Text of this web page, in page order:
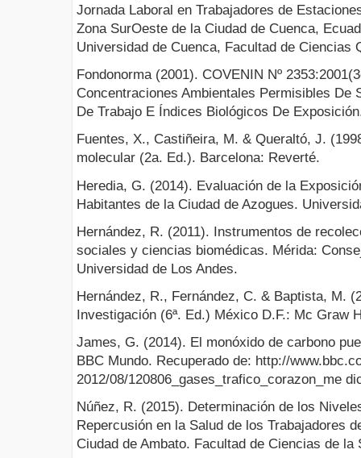
Jornada Laboral en Trabajadores de
Zona Sur­Oeste de la Ciudad de Cuenca,
Universidad de Cuenca, Facultad de Ciencias
Fondonorma (2001). COVENIN Nº
Concentraciones Ambientales Permisibles De
De Trabajo E Índices Biológicos De
Fuentes, X., Castiñeira, M. & Queraltó, J.
molecular (2a. Ed.). Barcelona: Reverté.
Heredia, G. (2014). Evaluación de la
Habitantes de la Ciudad de Azogues.
Hernández, R. (2011). Instrumentos de
sociales y ciencias biomédicas. Mérida:
Universidad de Los Andes.
Hernández, R., Fernández, C. & Baptista, M.
Investigación (6ª. Ed.) México D.F.: Mc Graw
James, G. (2014). El monóxido de carbono
BBC Mundo. Recuperado de: http://
2012/08/120806_gases_trafico_corazon_me
Núñez, R. (2015). Determinación de los
Repercusión en la Salud de los Trabajadores
Ciudad de Ambato. Facultad de Ciencias de la